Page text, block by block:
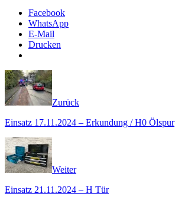
Facebook
WhatsApp
E-Mail
Drucken
Zurück
Einsatz 17.11.2024 – Erkundung / H0 Ölspur
Weiter
Einsatz 21.11.2024 – H Tür